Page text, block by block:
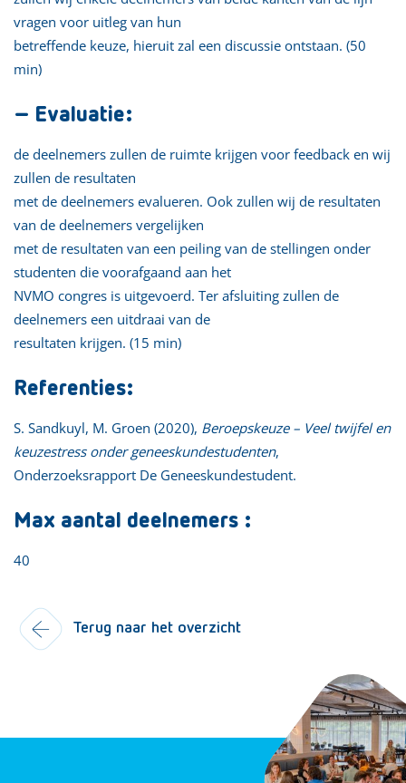
vragen voor uitleg van hun
betreffende keuze, hieruit zal een discussie ontstaan. (50
min)
– Evaluatie:
de deelnemers zullen de ruimte krijgen voor feedback en wij
zullen de resultaten
met de deelnemers evalueren. Ook zullen wij de resultaten
van de deelnemers vergelijken
met de resultaten van een peiling van de stellingen onder
studenten die voorafgaand aan het
NVMO congres is uitgevoerd. Ter afsluiting zullen de
deelnemers een uitdraai van de
resultaten krijgen. (15 min)
Referenties:
S. Sandkuyl, M. Groen (2020), Beroepskeuze – Veel twijfel en
keuzestress onder geneeskundestudenten,
Onderzoeksrapport De Geneeskundestudent.
Max aantal deelnemers :
40
Terug naar het overzicht